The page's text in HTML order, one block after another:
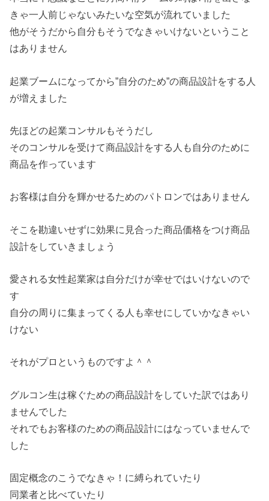
きゃ一人前じゃないみたいな空気が流れていました
他がそうだから自分もそうでなきゃいけないということ
はありません
起業ブームになってから”自分のため”の商品設計をする人
が増えました
先ほどの起業コンサルもそうだし
そのコンサルを受けて商品設計をする人も自分のために
商品を作っています
お客様は自分を輝かせるためのパトロンではありません
そこを勘違いせずに効果に見合った商品価格をつけ商品
設計をしていきましょう
愛される女性起業家は自分だけが幸せではいけないので
す
自分の周りに集まってくる人も幸せにしていかなきゃい
けない
それがプロというものですよ＾＾
グルコン生は稼ぐための商品設計をしていた訳ではあり
ませんでした
それでもお客様のための商品設計にはなっていませんで
した
固定概念のこうでなきゃ！に縛られていたり
同業者と比べていたり